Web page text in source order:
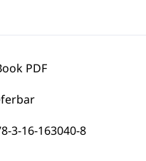
PDF
3-16-163040-8